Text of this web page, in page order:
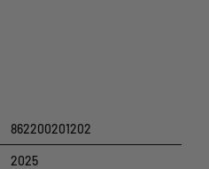
862200201202
2025